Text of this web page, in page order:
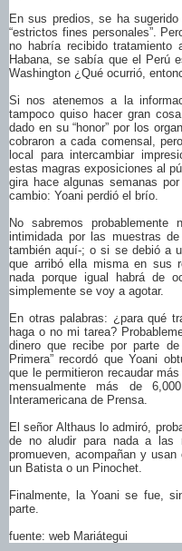
En sus predios, se ha
“estrictos fines personales”.
no habría recibido tratamiento
Habana, se sabía que el Perú
Washington ¿Qué ocurrió,
Si nos atenemos a la
tampoco quiso hacer gran
dado en su “honor” por los
cobraron a cada comensal,
local para intercambiar
estas magras exposiciones al
gira hace algunas semanas
cambio: Yoani perdió el brío.
No sabremos
intimidada por las muestras
también aquí-; o si se debió a
que arribó ella misma en sus
nada porque igual habrá de
simplemente se voy a agotar.
En otras palabras: ¿para qué
haga o no mi tarea?
dinero que recibe por parte
Primera” recordó que Yoani
que le permitieron recaudar
mensualmente más de
Interamericana de Prensa.
El señor Althaus lo admiró,
de no aludir para nada a las
promueven, acompañan y
un Batista o un Pinochet.
Finalmente, la Yoani se fue,
parte.
fuente: web Mariátegui